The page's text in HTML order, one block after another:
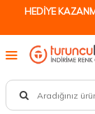
HEDİYE